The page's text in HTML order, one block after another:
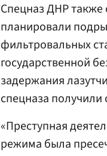
Спецназ ДНР также
планировали
фильтровальных
государственной
задержания
спецназа
«Преступная
режима была